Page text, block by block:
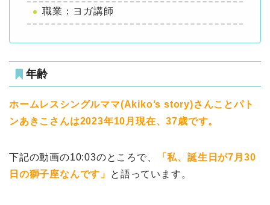
職業：ヨガ講師
年齢
ホームレスシングルママ(Akiko’s story)さんことパト
ンあきこさんは2023年10月現在、37歳です。
下記の動画の10:03のところで、
「私、誕生日が7月30
日の獅子座なんです」
と語っています。